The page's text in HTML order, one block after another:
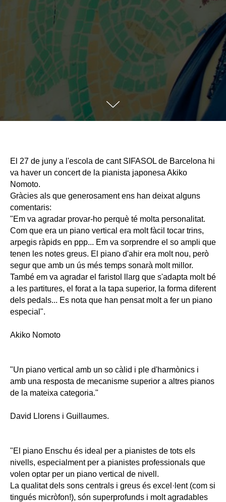
El 27 de juny a l'escola de cant SIFASOL de Barcelona hi
va haver un concert de la pianista japonesa Akiko
Nomoto.
Gràcies als que generosament ens han deixat alguns
comentaris:
"Em va agradar provar-ho perquè té molta personalitat.
Com que era un piano vertical era molt fàcil tocar trins,
arpegis ràpids en ppp... Em va sorprendre el so ampli que
tenen les notes greus. El piano d'ahir era molt nou, però
segur que amb un ús més temps sonarà molt millor.
També em va agradar el faristol llarg que s'adapta molt bé
a les partitures, el forat a la tapa superior, la forma diferent
dels pedals... Es nota que han pensat molt a fer un piano
especial".
Akiko Nomoto
"Un piano vertical amb un so càlid i ple d'harmònics i
amb una resposta de mecanisme superior a altres pianos
de la mateixa categoria."
David Llorens i Guillaumes.
"El piano Enschu és ideal per a pianistes de tots els
nivells, especialment per a pianistes professionals que
volen optar per un piano vertical de nivell.
La qualitat dels sons centrals i greus és excel·lent (com si
tingués micròfon!), són superprofunds i molt agradables